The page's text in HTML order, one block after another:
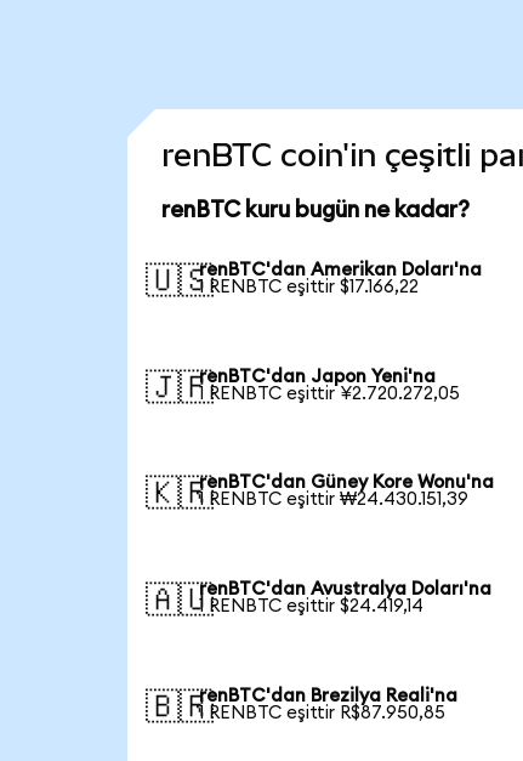
renBTC coin'in çeşitli
renBTC kuru bugün ne kadar?
🇺🇸renBTC'dan Amerikan Doları'na
1 RENBTC eşittir $17.166,22
🇯🇵renBTC'dan Japon Yeni'na
1 RENBTC eşittir ¥2.720.272,05
🇰🇷renBTC'dan Güney Kore Wonu'na
1 RENBTC eşittir ₩24.430.151,39
🇦🇺renBTC'dan Avustralya Doları'na
1 RENBTC eşittir $24.419,14
🇧🇷renBTC'dan Brezilya Reali'na
1 RENBTC eşittir R$87.950,85